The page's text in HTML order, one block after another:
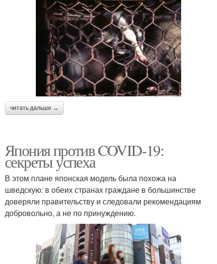
читать дальше →
Япония против COVID-19:
секреты успеха
В этом плане японская модель была похожа на
шведскую: в обеих странах граждане в большинстве
доверяли правительству и следовали рекомендациям
добровольно, а не по принуждению.